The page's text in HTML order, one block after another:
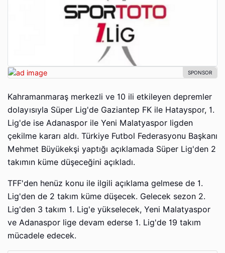
Kahramanmaraş merkezli ve 10 ili etkileyen depremler
dolayısıyla Süper Lig'de Gaziantep FK ile Hatayspor, 1.
Lig'de ise Adanaspor ile Yeni Malatyaspor ligden
çekilme kararı aldı. Türkiye Futbol Federasyonu Başkanı
Mehmet Büyükekşi yaptığı açıklamada Süper Lig'den 2
takımın küme düşeceğini açıkladı.
TFF'den henüz konu ile ilgili açıklama gelmese de 1.
Lig'den de 2 takım küme düşecek. Gelecek sezon 2.
Lig'den 3 takım 1. Lig'e yükselecek, Yeni Malatyaspor
ve Adanaspor lige devam ederse 1. Lig'de 19 takım
mücadele edecek.